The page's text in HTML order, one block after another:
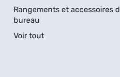
Rangements et accessoires
bureau
Voir tout